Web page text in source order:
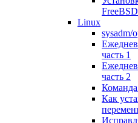
FreeBSD
Linux
sysadm/
часть 1
часть 2
Как